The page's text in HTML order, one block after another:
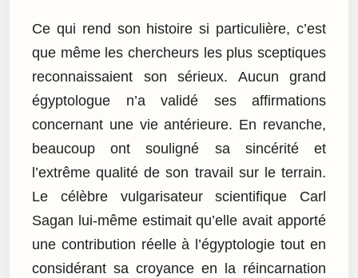
Ce qui rend son histoire si particulière, c’est
que même les chercheurs les plus sceptiques
reconnaissaient son sérieux. Aucun grand
égyptologue n’a validé ses affirmations
concernant une vie antérieure. En revanche,
beaucoup ont souligné sa sincérité et
l’extrême qualité de son travail sur le terrain.
Le célèbre vulgarisateur scientifique Carl
Sagan lui-même estimait qu’elle avait apporté
une contribution réelle à l’égyptologie tout en
considérant sa croyance en la réincarnation